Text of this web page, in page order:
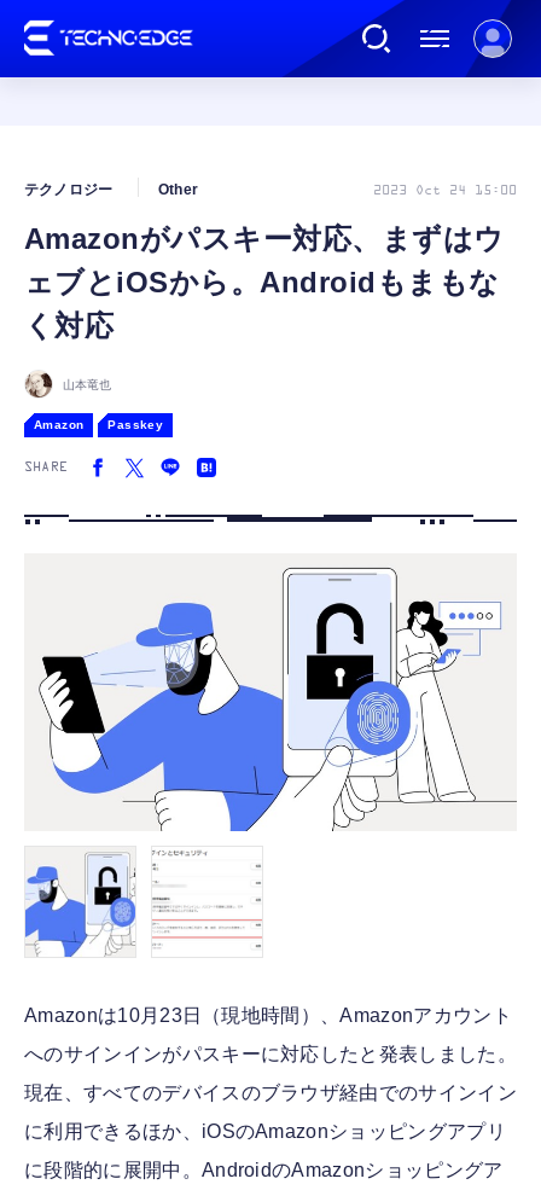
AI
カルチャー
Amazonがパスキー対応、まずはウ
ェブとiOSから。Androidもまもな
く対応
テクノロジー Other 2023 Oct 24 15:00
山本竜也
Amazon Passkey
SHARE
Amazonは10月23日（現地時間）、Amazonアカウント
へのサインインがパスキーに対応したと発表しました。
現在、すべてのデバイスのブラウザ経由でのサインイン
に利用できるほか、iOSのAmazonショッピングアプリ
に段階的に展開中。AndroidのAmazonショッピングア